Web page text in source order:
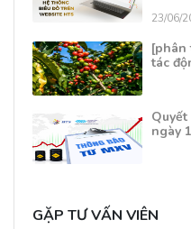
23/06/
[phân
tác
ngày
GẶP TƯ VẤN VIÊN